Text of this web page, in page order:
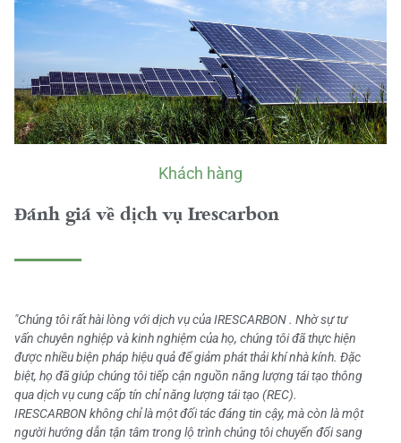
Khách hàng
Đánh giá về dịch vụ Irescarbon
"Chúng tôi rất hài lòng với dịch vụ của IRESCARBON . Nhờ sự tư
vấn chuyên nghiệp và kinh nghiệm của họ, chúng tôi đã thực hiện
được nhiều biện pháp hiệu quả để giảm phát thải khí nhà kính. Đặc
biệt, họ đã giúp chúng tôi tiếp cận nguồn năng lượng tái tạo thông
qua dịch vụ cung cấp tín chỉ năng lượng tái tạo (REC).
IRESCARBON không chỉ là một đối tác đáng tin cậy, mà còn là một
người hướng dẫn tận tâm trong lộ trình chúng tôi chuyển đổi sang